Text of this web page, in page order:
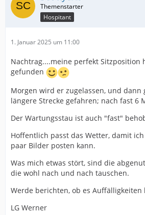
Hospitant
1. Januar 2025 um 11:00
Nachtrag....meine perfekt Sitzposition
gefunden
Morgen wird er zugelassen, und dann
längere Strecke gefahren; nach fast 6
Der Wartungsstau ist auch "fast"
Hoffentlich passt das Wetter, damit
paar Bilder posten kann.
Was mich etwas stört, sind die
die wohl nach und nach tauschen.
Werde berichten, ob es
LG Werner